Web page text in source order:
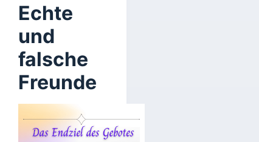
Echte
und
falsche
Freunde